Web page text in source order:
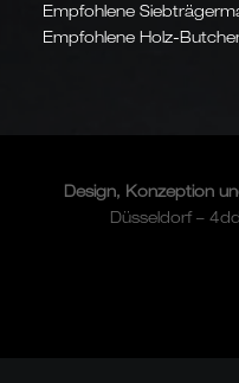
Empfohlene
Empfohlene Holz-
Design, Konzeption
Düsseldorf –